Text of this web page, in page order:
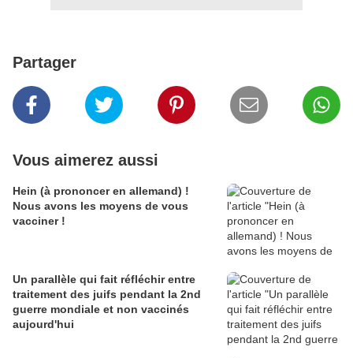
Partager
Vous aimerez aussi
Hein (à prononcer en allemand) !
Nous avons les moyens de vous
vacciner !
Un parallèle qui fait réfléchir entre
traitement des juifs pendant la 2nd
guerre mondiale et non vaccinés
aujourd'hui